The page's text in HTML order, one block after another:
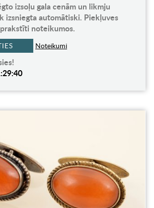
izsoļu gala cenām un likmju
izsniegta automātiski. Piekļuves
noteikumos.
Noteikumi